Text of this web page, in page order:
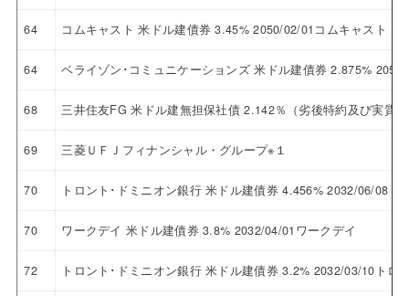
64 コムキャスト 米ドル建債券 3.45% 2050/02/01コムキャスト
64 ベライゾン･コミュニケーションズ 米ドル建債券 2.875%
68 三井住友FG 米ドル建無担保社債 2.142％（劣後特約及び実質
69 三菱ＵＦＪフィナンシャル・グループ※１
70 トロント･ドミニオン銀行 米ドル建債券 4.456% 2032/06/08ト
70 ワークデイ 米ドル建債券 3.8% 2032/04/01ワークデイ
72 トロント･ドミニオン銀行 米ドル建債券 3.2% 2032/03/10トロ